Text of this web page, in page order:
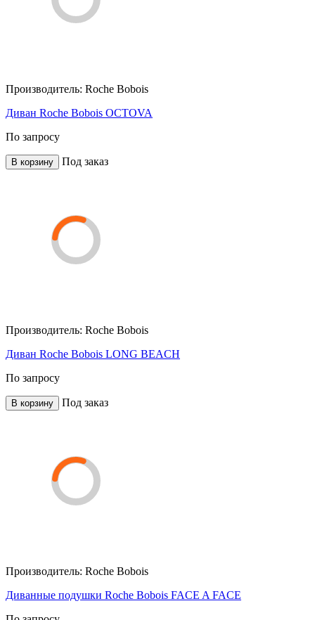
Производитель: Roche Bobois
Диван Roche Bobois OCTOVA
По запросу
В корзину Под заказ
Производитель: Roche Bobois
Диван Roche Bobois LONG BEACH
По запросу
В корзину Под заказ
Производитель: Roche Bobois
Диванные подушки Roche Bobois FACE A FACE